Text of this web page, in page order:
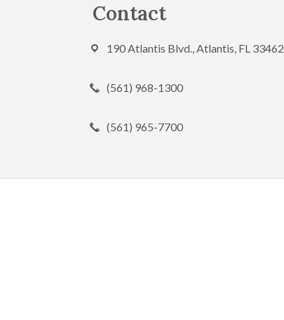
Contact
190 Atlantis Blvd., Atlantis, FL 33462
(561) 968-1300
(561) 965-7700